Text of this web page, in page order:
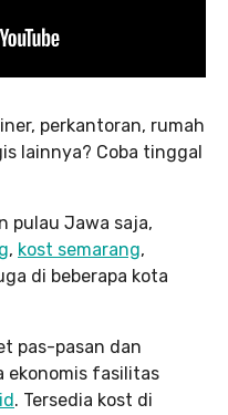
perkantoran, rumah
lainnya? Coba tinggal
pulau Jawa saja,
, kost semarang,
di beberapa kota
pas-pasan dan
ekonomis fasilitas
. Tersedia kost di